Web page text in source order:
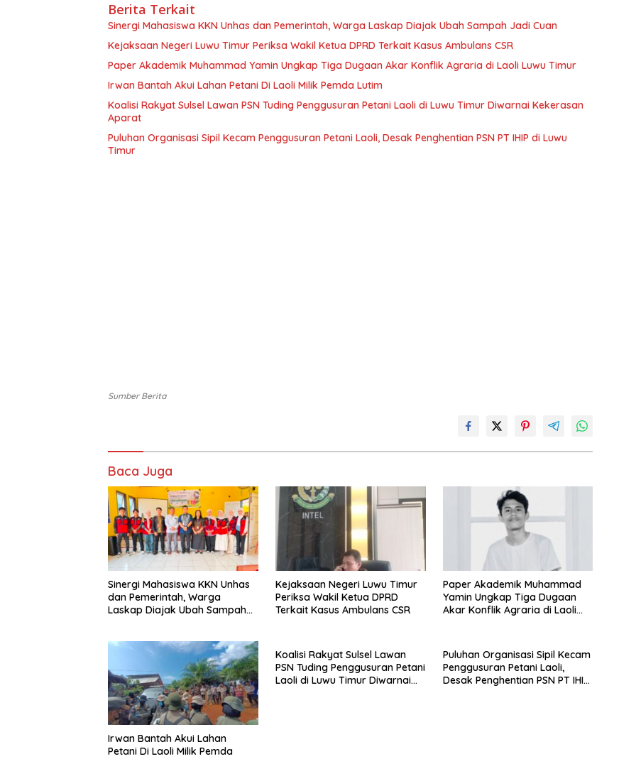
Berita Terkait
Sinergi Mahasiswa KKN Unhas dan Pemerintah, Warga Laskap Diajak Ubah Sampah Jadi Cuan
Kejaksaan Negeri Luwu Timur Periksa Wakil Ketua DPRD Terkait Kasus Ambulans CSR
Paper Akademik Muhammad Yamin Ungkap Tiga Dugaan Akar Konflik Agraria di Laoli Luwu Timur
Irwan Bantah Akui Lahan Petani Di Laoli Milik Pemda Lutim
Koalisi Rakyat Sulsel Lawan PSN Tuding Penggusuran Petani Laoli di Luwu Timur Diwarnai Kekerasan
Aparat
Puluhan Organisasi Sipil Kecam Penggusuran Petani Laoli, Desak Penghentian PSN PT IHIP di Luwu
Timur
Sumber Berita
Baca Juga
Sinergi Mahasiswa KKN Unhas
dan Pemerintah, Warga
Laskap Diajak Ubah Sampah
Kejaksaan Negeri Luwu Timur
Periksa Wakil Ketua DPRD
Terkait Kasus Ambulans CSR
Paper Akademik Muhammad
Yamin Ungkap Tiga Dugaan
Akar Konflik Agraria di Laoli
Irwan Bantah Akui Lahan
Petani Di Laoli Milik Pemda
Koalisi Rakyat Sulsel Lawan
PSN Tuding Penggusuran Petani
Laoli di Luwu Timur Diwarnai
Puluhan Organisasi Sipil Kecam
Penggusuran Petani Laoli,
Desak Penghentian PSN PT IHIP